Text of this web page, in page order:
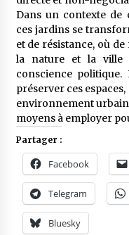
Dans un contexte de
ces jardins se
et de résistance, où
la nature et la ville
conscience
préserver ces
environnement
moyens à employer
Partager :
Facebook
Telegram
Bluesky